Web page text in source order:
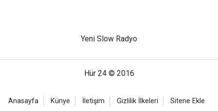
Yeni Slow Radyo
Hür 24 © 2016
Anasayfa Künye İletişim Gizlilik İlkeleri Sitene Ekle